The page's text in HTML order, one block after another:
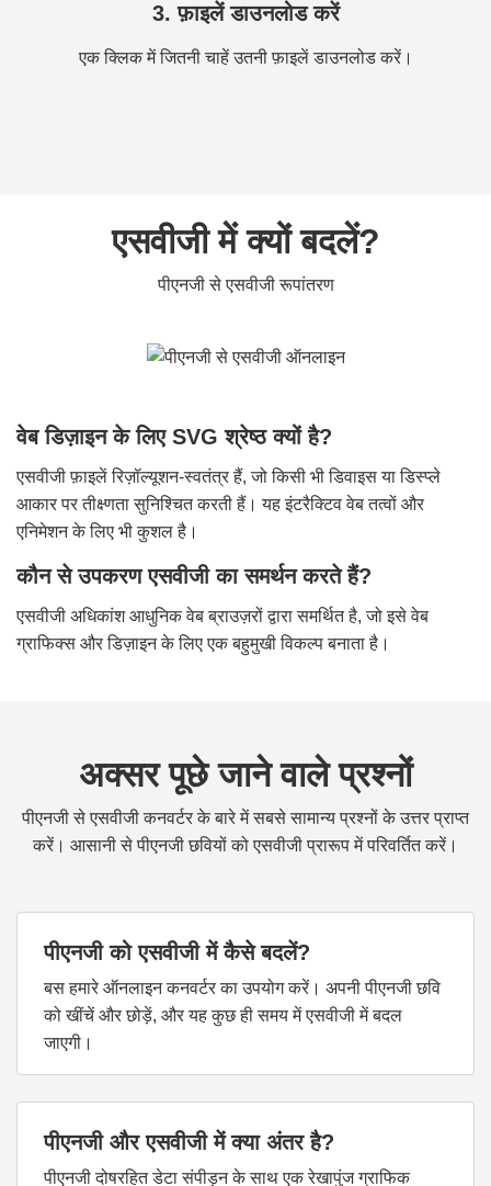
3. फ़ाइलें डाउनलोड करें
एक क्लिक में जितनी चाहें उतनी फ़ाइलें डाउनलोड करें।
एसवीजी में क्यों बदलें?
पीएनजी से एसवीजी रूपांतरण
वेब डिज़ाइन के लिए SVG श्रेष्ठ क्यों है?
एसवीजी फ़ाइलें रिज़ॉल्यूशन-स्वतंत्र हैं, जो किसी भी डिवाइस या डिस्प्ले
आकार पर तीक्ष्णता सुनिश्चित करती हैं। यह इंटरैक्टिव वेब तत्वों और
एनिमेशन के लिए भी कुशल है।
कौन से उपकरण एसवीजी का समर्थन करते हैं?
एसवीजी अधिकांश आधुनिक वेब ब्राउज़रों द्वारा समर्थित है, जो इसे वेब
ग्राफिक्स और डिज़ाइन के लिए एक बहुमुखी विकल्प बनाता है।
अक्सर पूछे जाने वाले प्रश्नों
पीएनजी से एसवीजी कनवर्टर के बारे में सबसे सामान्य प्रश्नों के उत्तर प्राप्त
करें। आसानी से पीएनजी छवियों को एसवीजी प्रारूप में परिवर्तित करें।
पीएनजी को एसवीजी में कैसे बदलें?
बस हमारे ऑनलाइन कनवर्टर का उपयोग करें। अपनी पीएनजी छवि
को खींचें और छोड़ें, और यह कुछ ही समय में एसवीजी में बदल
जाएगी।
पीएनजी और एसवीजी में क्या अंतर है?
पीएनजी दोषरहित डेटा संपीड़न के साथ एक रेखापुंज ग्राफिक